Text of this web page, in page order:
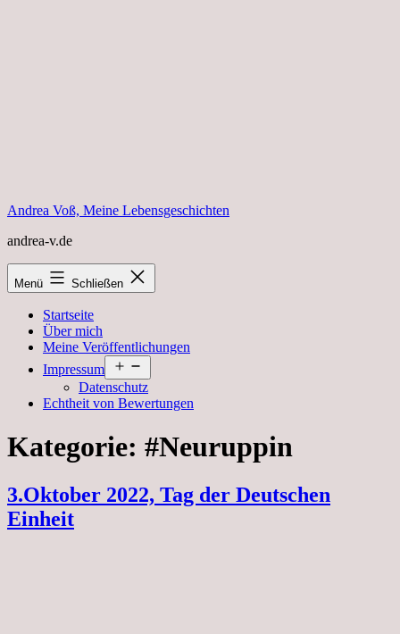
Andrea Voß, Meine Lebensgeschichten
andrea-v.de
Menü Schließen
Startseite
Über mich
Meine Veröffentlichungen
Impressum
öffnen
Datenschutz
Echtheit von Bewertungen
Kategorie: #Neuruppin
3.Oktober 2022, Tag der Deutschen
Einheit